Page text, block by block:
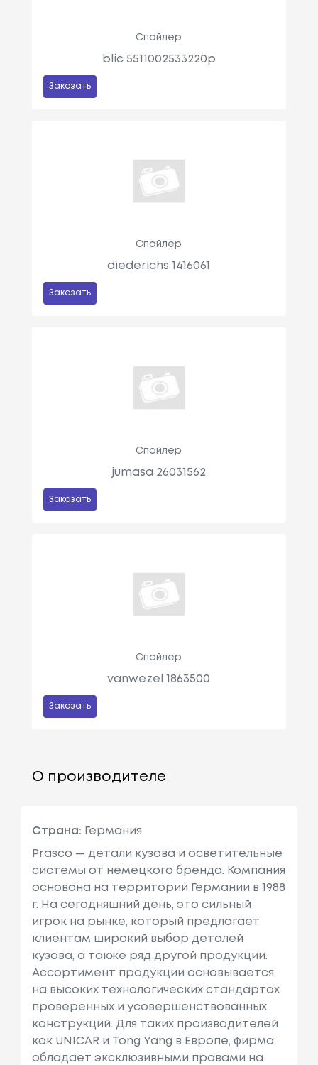
Спойлер
blic 5511002533220p
Заказать
Спойлер
diederichs 1416061
Заказать
Спойлер
jumasa 26031562
Заказать
Спойлер
vanwezel 1863500
Заказать
О производителе
Страна: Германия
Prasco — детали кузова и осветительные
системы от немецкого бренда. Компания
основана на территории Германии в 1988
г. На сегодняшний день, это сильный
игрок на рынке, который предлагает
клиентам широкий выбор деталей
кузова, а также ряд другой продукции.
Ассортимент продукции основывается
на высоких технологических стандартах
проверенных и усовершенствованных
конструкций. Для таких производителей
как UNICAR и Tong Yang в Европе, фирма
обладает эксклюзивными правами на